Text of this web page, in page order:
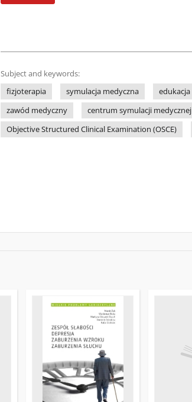
Subject and keywords:
fizjoterapia
symulacja medyczna edukacja
zawód medyczny
centrum symulacji medycznej
Objective Structured Clinical Examination (OSCE)